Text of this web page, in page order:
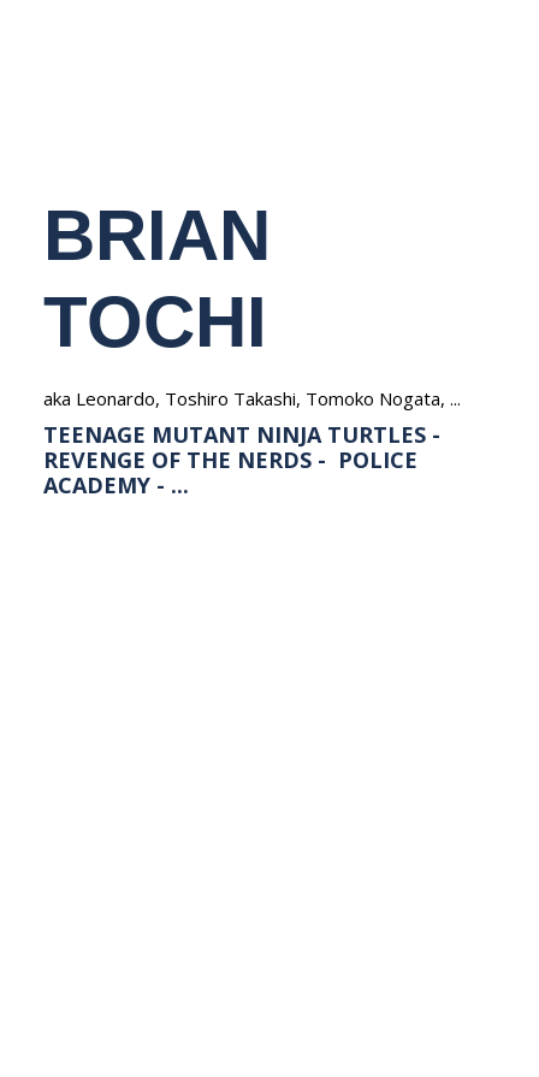
BRIAN
TOCHI
aka Leonardo, Toshiro Takashi, Tomoko Nogata, ...
TEENAGE MUTANT NINJA TURTLES -
REVENGE OF THE NERDS - POLICE
ACADEMY - ...